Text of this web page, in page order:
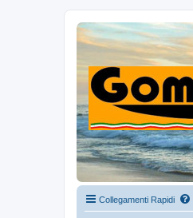
Collegamenti Rapidi